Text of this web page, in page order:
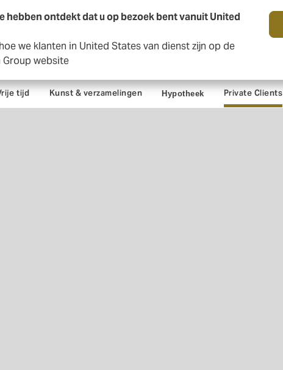
hebben ontdekt dat u op bezoek bent vanuit United
we klanten in United States van dienst zijn op de
Group website
tijd Kunst & verzamelingen Hypotheek Private Clients